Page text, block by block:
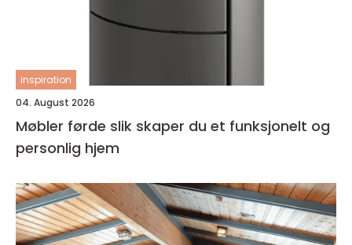
inspiration
04. August 2026
Møbler førde slik skaper du et funksjonelt og
personlig hjem